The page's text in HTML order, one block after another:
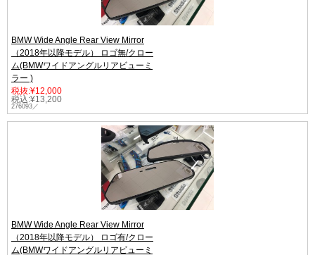
BMW Wide Angle Rear View Mirror
（2018年以降モデル） ロゴ無/クロー
ム(BMWワイドアングルリアビューミ
ラー )
税抜:¥12,000
税込:¥13,200
276093／
BMW Wide Angle Rear View Mirror
（2018年以降モデル） ロゴ有/クロー
ム(BMWワイドアングルリアビューミ